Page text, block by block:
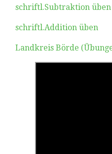
schriftl.Subtraktion üben
schriftl.Addition üben
Landkreis Börde